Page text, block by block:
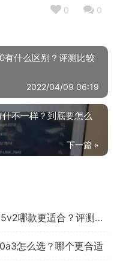
0 0
有什么区别？评测比较
2022/04/09 06:19
不一样？到底要怎么
下一篇 »
老司机告诉你康佳75d6s和tcl75v2哪款更适合？评测质量好不好
怎么选？哪个更合适